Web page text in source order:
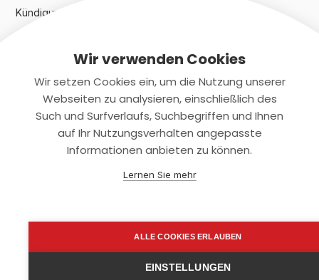
Kündigungsindex 2024
Rechtliches
Datenschutz
support@smartkuendigen.de
Wir verwenden Cookies
Wir setzen Cookies ein, um die Nutzung unserer
Webseiten zu analysieren, einschließlich des
Such und Surfverlaufs, Suchbegriffen und Ihnen
auf Ihr Nutzungsverhalten angepasste
Informationen anbieten zu können.
Lernen Sie mehr
ALLE COOKIES ERLAUBEN
EINSTELLUNGEN